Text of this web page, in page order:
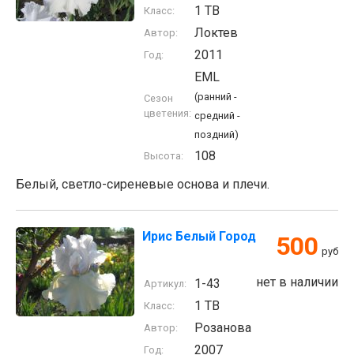
Класс: 1 TB
Автор: Локтев
Год: 2011
Сезон
цветения:
EML
(ранний -
средний -
поздний)
Высота:
108
Белый, светло-сиреневые основа и плечи.
Ирис Белый Город 500 руб
нет в наличии
Артикул: 1-43
Класс: 1 TB
Автор: Розанова
Год: 2007